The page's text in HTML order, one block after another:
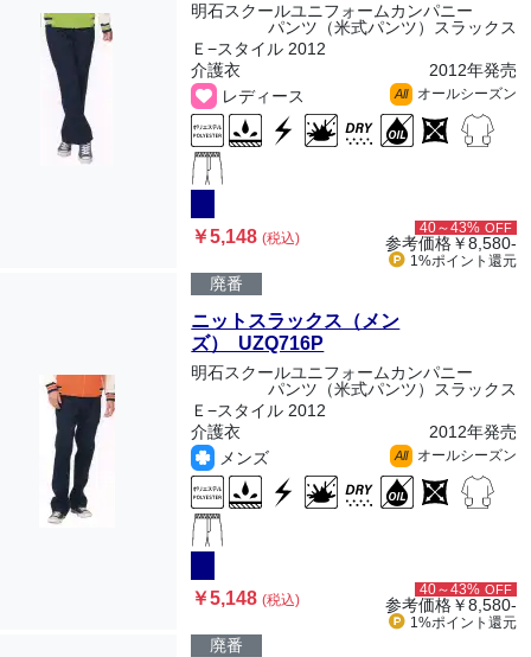
明石スクールユニフォームカンパニー
パンツ（米式パンツ）スラックス
Ｅ−スタイル 2012
介護衣
2012年発売
レディース
All オールシーズン
￥5,148(税込)
40～43% OFF
参考価格￥8,580-
1%ポイント 還元
廃番
ニットスラックス（メン
ズ） UZQ716P
明石スクールユニフォームカンパニー
パンツ（米式パンツ）スラックス
Ｅ−スタイル 2012
介護衣
2012年発売
メンズ
All オールシーズン
￥5,148(税込)
40～43% OFF
参考価格￥8,580-
1%ポイント 還元
廃番